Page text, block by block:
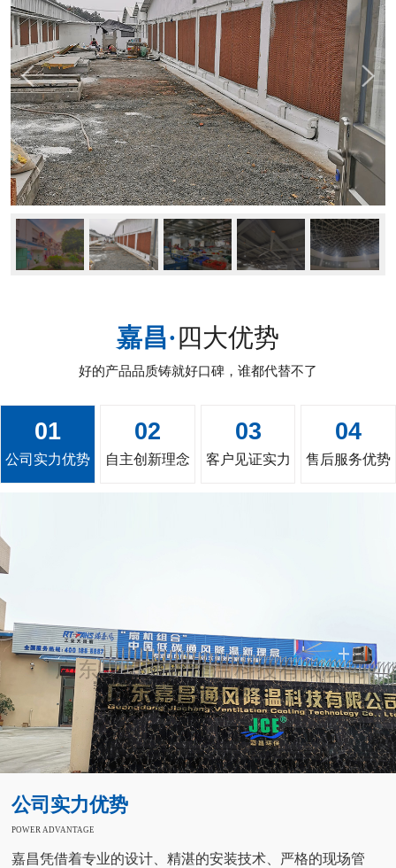
嘉昌·四大优势
好的产品品质铸就好口碑，谁都代替不了
01
公司实力优势
02
自主创新理念
03
客户见证实力
04
售后服务优势
公司实力优势
POWER ADVANTAGE
嘉昌凭借着专业的设计、精湛的安装技术、严格的现场管